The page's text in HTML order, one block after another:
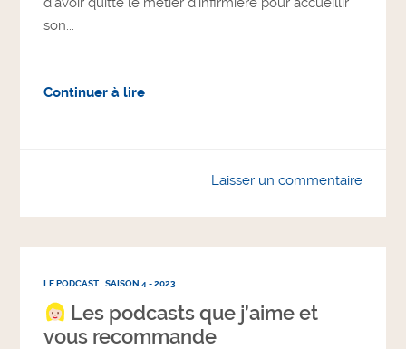
son...
Continuer à lire
Laisser un commentaire
LE PODCAST SAISON 4 - 2023
Les podcasts que j’aime et
vous recommande